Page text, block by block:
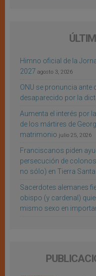
Himno oficial de la
2027 agosto 3, 2026
ONU se pronuncia
desaparecido por la
Aumenta el interés por
de los mártires de
matrimonio julio 25, 2026
Franciscanos piden
persecución de
no sólo) en Tierra Santa
Sacerdotes alemanes
obispo (y cardenal)
mismo sexo en